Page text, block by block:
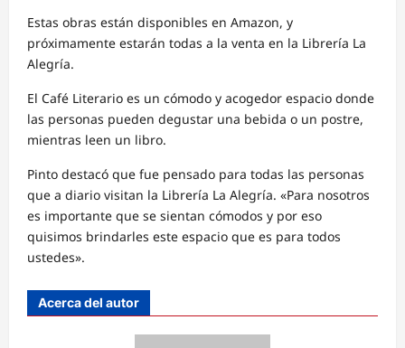
Estas obras están disponibles en Amazon, y
próximamente estarán todas a la venta en la Librería La
Alegría.
El Café Literario es un cómodo y acogedor espacio donde
las personas pueden degustar una bebida o un postre,
mientras leen un libro.
Pinto destacó que fue pensado para todas las personas
que a diario visitan la Librería La Alegría. «Para nosotros
es importante que se sientan cómodos y por eso
quisimos brindarles este espacio que es para todos
ustedes».
Acerca del autor